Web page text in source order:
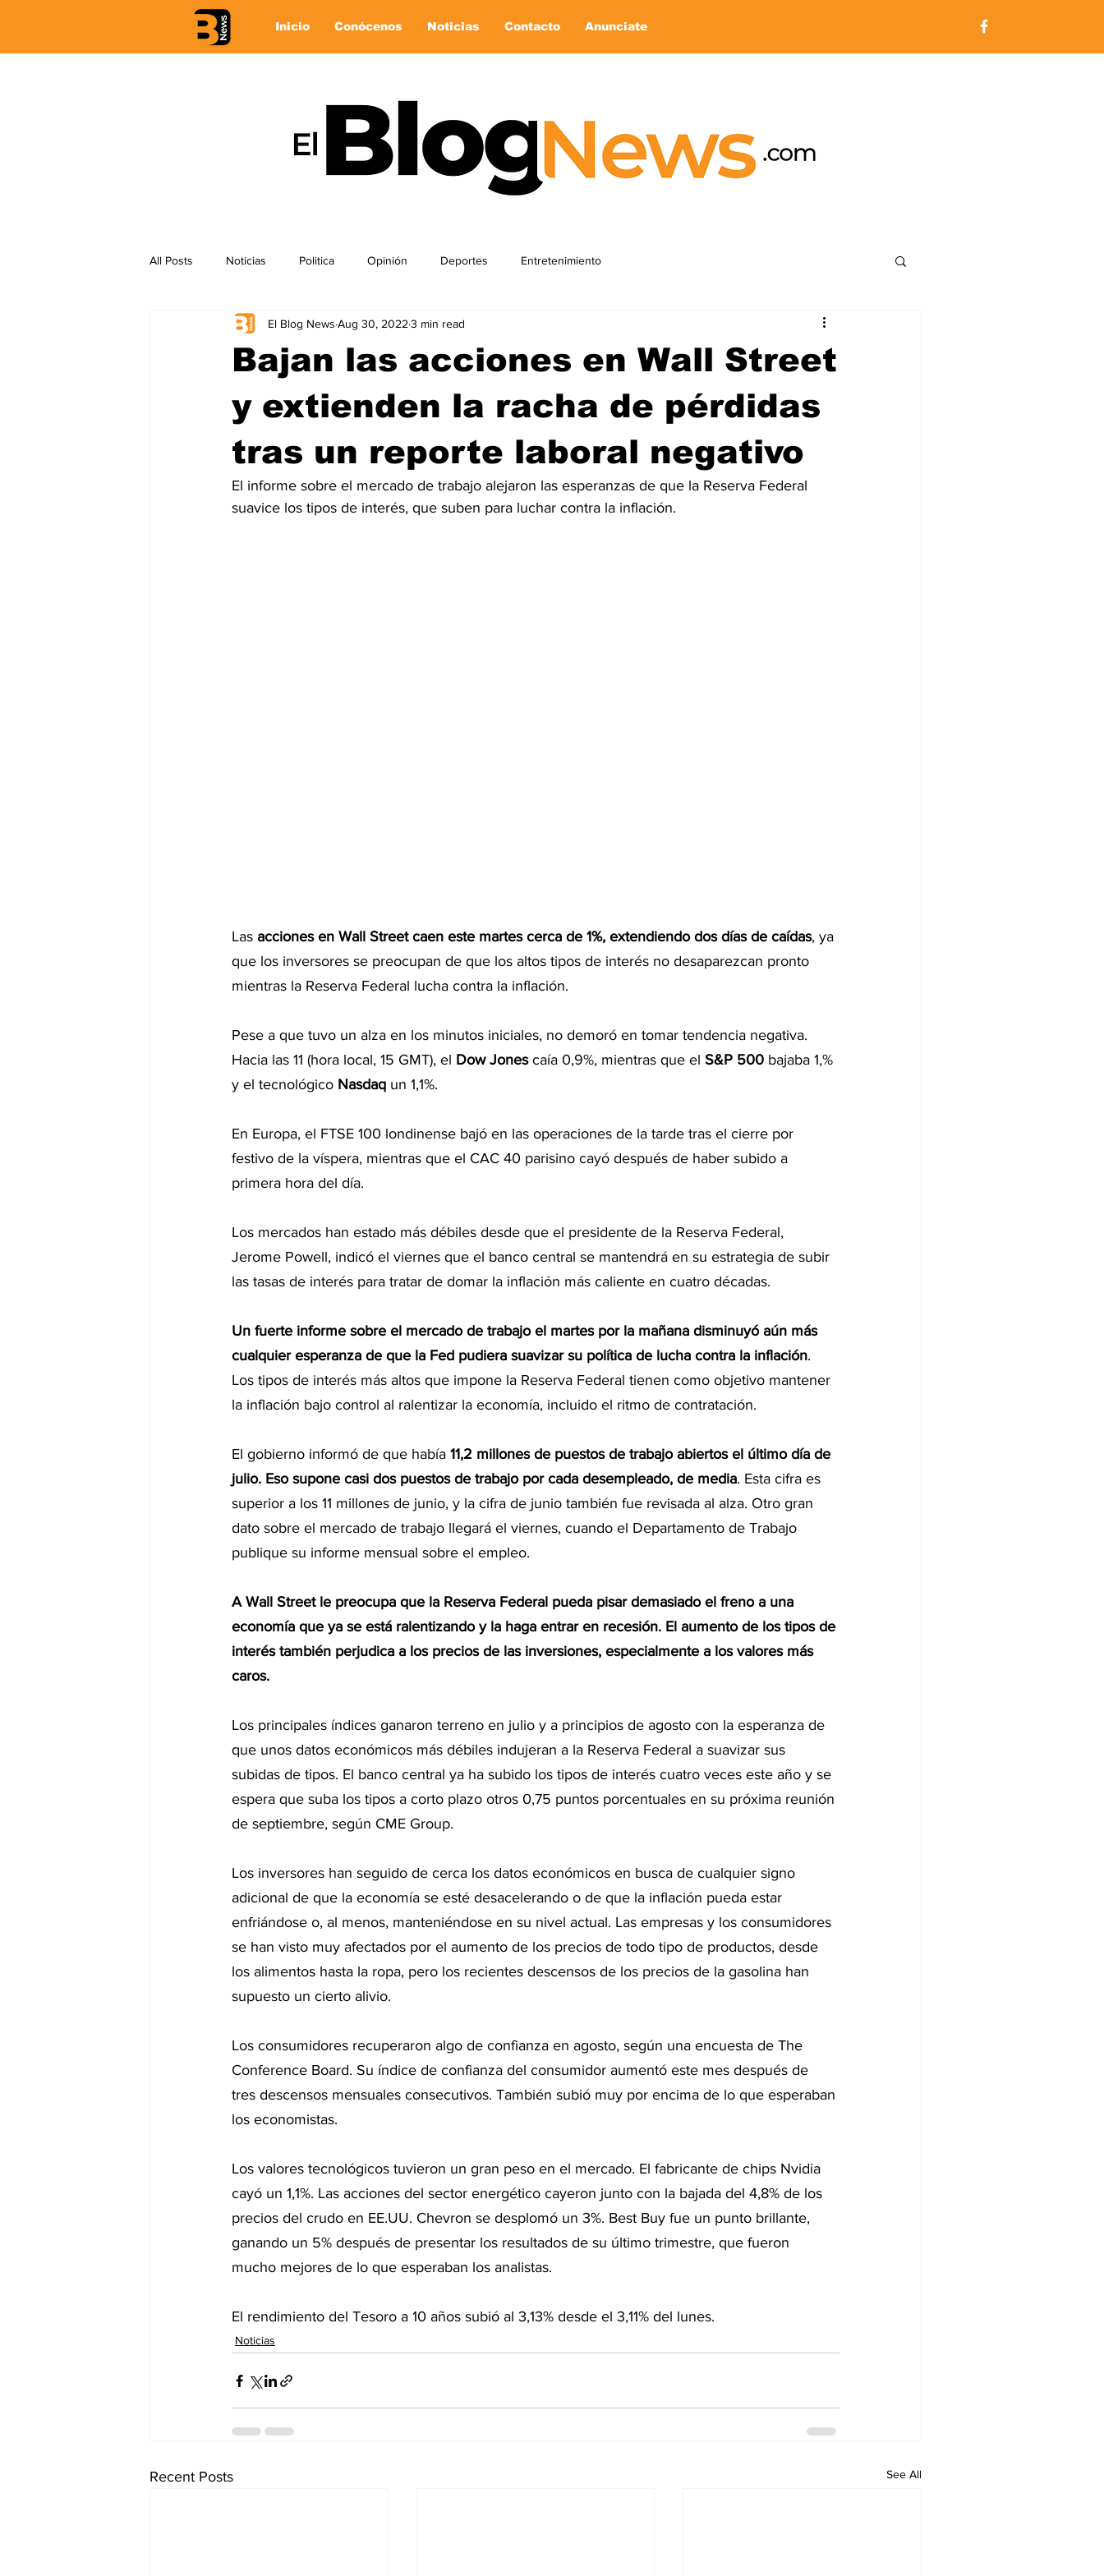
Inicio Conócenos Noticias Contacto Anunciate
All Posts Noticias Politica Opinión Deportes Entretenimiento
Bajan las acciones en Wall Street
y extienden la racha de pérdidas
tras un reporte laboral negativo
El Blog News Aug 30, 2022 3 min read
El informe sobre el mercado de trabajo alejaron las esperanzas de que la Reserva Federal
suavice los tipos de interés, que suben para luchar contra la inflación.
Las acciones en Wall Street caen este martes cerca de 1%, extendiendo dos días de caídas, ya
que los inversores se preocupan de que los altos tipos de interés no desaparezcan pronto
mientras la Reserva Federal lucha contra la inflación.
Pese a que tuvo un alza en los minutos iniciales, no demoró en tomar tendencia negativa.
Hacia las 11 (hora local, 15 GMT), el Dow Jones caía 0,9%, mientras que el S&P 500 bajaba 1,%
y el tecnológico Nasdaq un 1,1%.
En Europa, el FTSE 100 londinense bajó en las operaciones de la tarde tras el cierre por
festivo de la víspera, mientras que el CAC 40 parisino cayó después de haber subido a
primera hora del día.
Los mercados han estado más débiles desde que el presidente de la Reserva Federal,
Jerome Powell, indicó el viernes que el banco central se mantendrá en su estrategia de subir
las tasas de interés para tratar de domar la inflación más caliente en cuatro décadas.
Un fuerte informe sobre el mercado de trabajo el martes por la mañana disminuyó aún más
cualquier esperanza de que la Fed pudiera suavizar su política de lucha contra la inflación.
Los tipos de interés más altos que impone la Reserva Federal tienen como objetivo mantener
la inflación bajo control al ralentizar la economía, incluido el ritmo de contratación.
El gobierno informó de que había 11,2 millones de puestos de trabajo abiertos el último día de
julio. Eso supone casi dos puestos de trabajo por cada desempleado, de media. Esta cifra es
superior a los 11 millones de junio, y la cifra de junio también fue revisada al alza. Otro gran
dato sobre el mercado de trabajo llegará el viernes, cuando el Departamento de Trabajo
publique su informe mensual sobre el empleo.
A Wall Street le preocupa que la Reserva Federal pueda pisar demasiado el freno a una
economía que ya se está ralentizando y la haga entrar en recesión. El aumento de los tipos de
interés también perjudica a los precios de las inversiones, especialmente a los valores más
caros.
Los principales índices ganaron terreno en julio y a principios de agosto con la esperanza de
que unos datos económicos más débiles indujeran a la Reserva Federal a suavizar sus
subidas de tipos. El banco central ya ha subido los tipos de interés cuatro veces este año y se
espera que suba los tipos a corto plazo otros 0,75 puntos porcentuales en su próxima reunión
de septiembre, según CME Group.
Los inversores han seguido de cerca los datos económicos en busca de cualquier signo
adicional de que la economía se esté desacelerando o de que la inflación pueda estar
enfriándose o, al menos, manteniéndose en su nivel actual. Las empresas y los consumidores
se han visto muy afectados por el aumento de los precios de todo tipo de productos, desde
los alimentos hasta la ropa, pero los recientes descensos de los precios de la gasolina han
supuesto un cierto alivio.
Los consumidores recuperaron algo de confianza en agosto, según una encuesta de The
Conference Board. Su índice de confianza del consumidor aumentó este mes después de
tres descensos mensuales consecutivos. También subió muy por encima de lo que esperaban
los economistas.
Los valores tecnológicos tuvieron un gran peso en el mercado. El fabricante de chips Nvidia
cayó un 1,1%. Las acciones del sector energético cayeron junto con la bajada del 4,8% de los
precios del crudo en EE.UU. Chevron se desplomó un 3%. Best Buy fue un punto brillante,
ganando un 5% después de presentar los resultados de su último trimestre, que fueron
mucho mejores de lo que esperaban los analistas.
El rendimiento del Tesoro a 10 años subió al 3,13% desde el 3,11% del lunes.
Noticias
Recent Posts See All